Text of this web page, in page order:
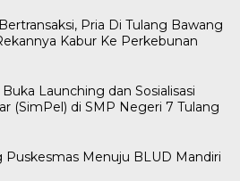
Pria Di Tulang Bawang
Kabur Ke Perkebunan
Launching dan Sosialisasi
(SimPel) di SMP Negeri 7 Tulang
Puskesmas Menuju BLUD Mandiri